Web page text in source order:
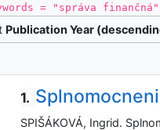
= "správa finančná"
Publication Year
1.
SPIŠÁKOVÁ, Ingrid.